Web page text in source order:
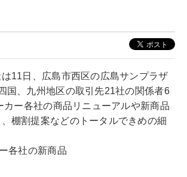
11日、広島市西区の広島サンプラザ
国、九州地区の取引先21社の関係者6
ー各社の商品リニューアルや新商品
棚割提案などのトータルできめの細
各社の新商品